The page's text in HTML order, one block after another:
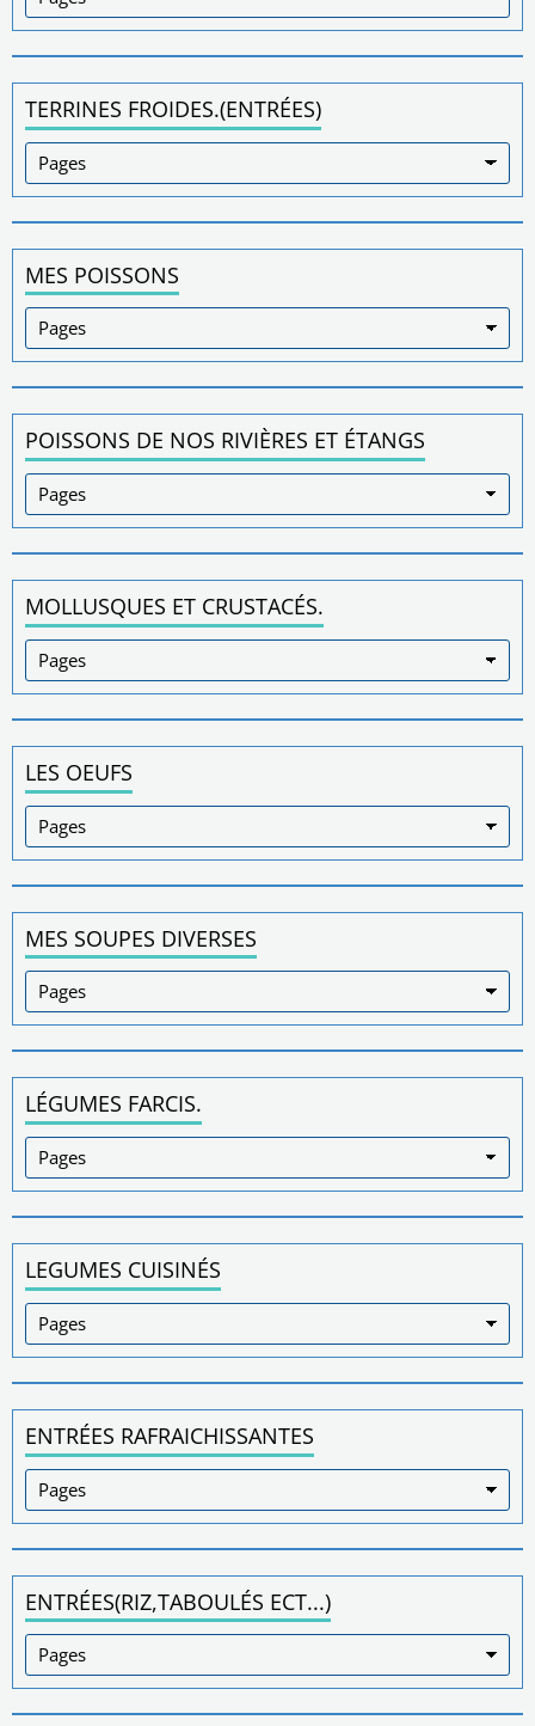
TERRINES FROIDES.(ENTRÉES)
MES POISSONS
POISSONS DE NOS RIVIÈRES ET ÉTANGS
MOLLUSQUES ET CRUSTACÉS.
LES OEUFS
MES SOUPES DIVERSES
LÉGUMES FARCIS.
LEGUMES CUISINÉS
ENTRÉES RAFRAICHISSANTES
ENTRÉES(RIZ,TABOULÉS ECT...)